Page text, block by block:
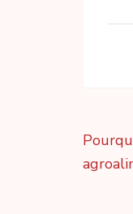
de